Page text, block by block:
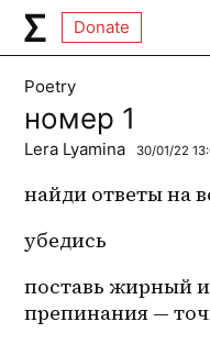
Donate
Poetry
номер 1
Lera Lyamina 30/01/22
найди ответы на
убедись
поставь жирный
препинания —